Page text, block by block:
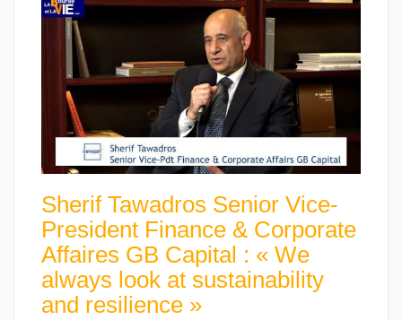
Sherif Tawadros Senior Vice-
President Finance & Corporate
Affaires GB Capital : « We
always look at sustainability
and resilience »